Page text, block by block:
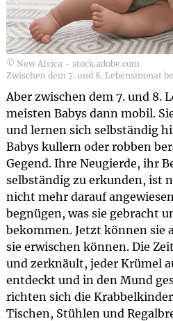
© New Africa - stock.adobe.com
Zwischen dem 7. und 8. Lebensmonat
Aber zwischen dem 7. und 8.
meisten Babys dann mobil.
und lernen sich selbständig
Babys kullern oder robben
Gegend. Ihre Neugierde, ihr
selbständig zu erkunden, ist
nicht mehr darauf
begnügen, was sie gebracht
bekommen. Jetzt können sie
sie erwischen können. Die
und zerknäult, jeder Krümel
entdeckt und in den Mund
richten sich die
Tischen, Stühlen und